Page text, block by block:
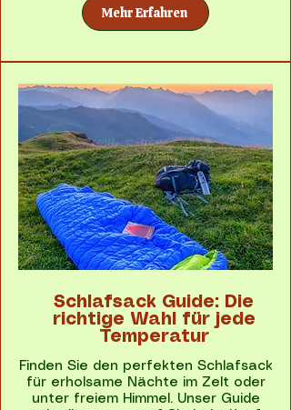
Mehr Erfahren
Schlafsack Guide: Die
richtige Wahl für jede
Temperatur
Finden Sie den perfekten Schlafsack
für erholsame Nächte im Zelt oder
unter freiem Himmel. Unser Guide